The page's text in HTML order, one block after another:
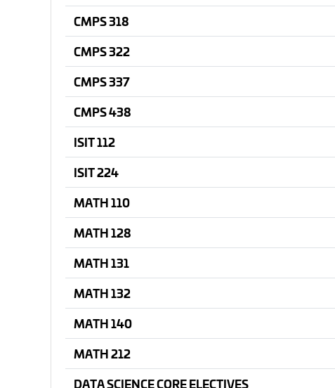
CMPS 318
CMPS 322
CMPS 337
CMPS 438
ISIT 112
ISIT 224
MATH 110
MATH 128
MATH 131
MATH 132
MATH 140
MATH 212
DATA SCIENCE CORE ELECTIVES